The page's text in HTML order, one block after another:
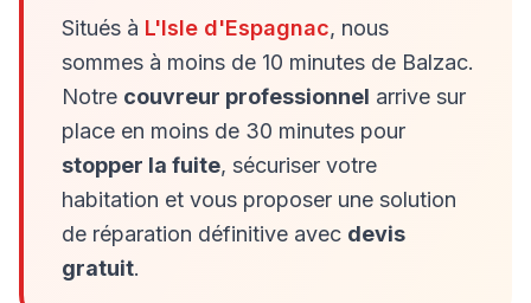
Situés à L'Isle d'Espagnac, nous
sommes à moins de 10 minutes de Balzac.
Notre couvreur professionnel arrive sur
place en moins de 30 minutes pour
stopper la fuite, sécuriser votre
habitation et vous proposer une solution
de réparation définitive avec devis
gratuit.